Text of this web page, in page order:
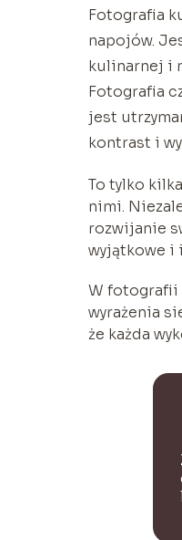
Fotografia
napojów.
kulinarnej i
Fotografia
jest
kontrast i
To tylko
nimi.
rozwijanie
wyjątkowe i
W fotografii
wyrażenia
że każda